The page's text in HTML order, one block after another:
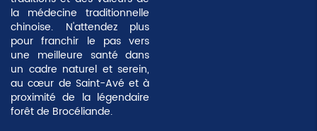
la médecine traditionnelle
chinoise. N'attendez plus
pour franchir le pas vers
une meilleure santé dans
un cadre naturel et serein,
au cœur de Saint-Avé et à
proximité de la légendaire
forêt de Brocéliande.